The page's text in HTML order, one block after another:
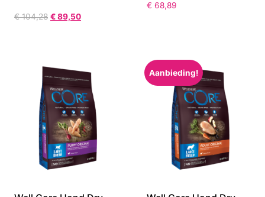
€104,28 €89,50
€ 68,89
Aanbieding!